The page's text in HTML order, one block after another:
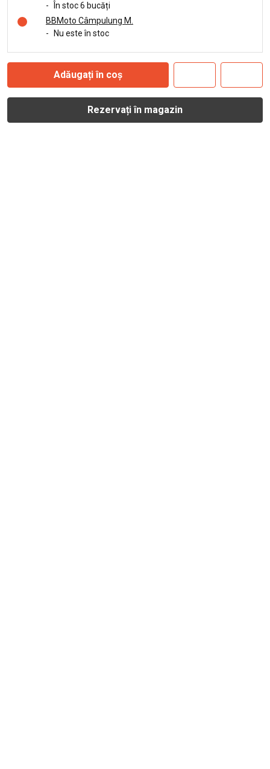
-
În stoc 6 bucăți
BBMoto Câmpulung M.
-
Nu este în stoc
Adăugați în coș
Rezervați în magazin